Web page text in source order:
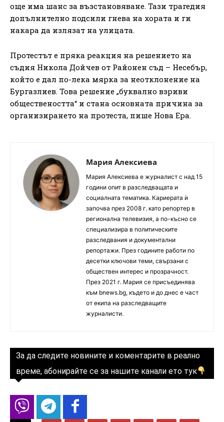
още има шанс за възстановяване. Тази трагедия
допълнително подсили гнева на хората и ги
накара да излязат на улицата.
Протестът е пряка реакция на решението на
съдия Никола Дойчев от Районен съд – Несебър,
който е дал по-лека мярка за неотклонение на
Бургазлиев. Това решение „буквално взриви
обществеността“ и стана основната причина за
организирането на протеста, пише Нова Ера.
Мария Алексиева
Мария Алексиева е журналист с над 15
години опит в разследващата и
социалната тематика. Кариерата ѝ
започва през 2008 г. като репортер в
регионална телевизия, а по-късно се
специализира в политическите
разследвания и документални
репортажи. През годините работи по
десетки ключови теми, свързани с
обществен интерес и прозрачност.
През 2021 г. Мария се присъединява
към bnews.bg, където и до днес е част
от екипа на разследващите
журналисти.
За да следите новините и коментарите в реално
време, абонирайте се за нашите канали ето тук